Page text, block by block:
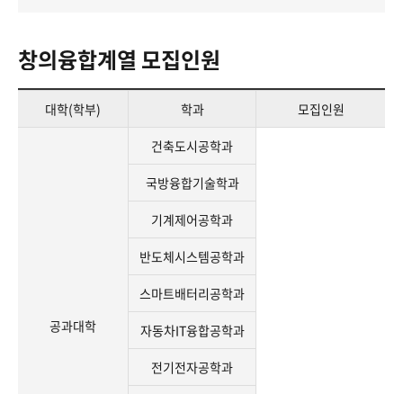
창의융합계열 모집인원
대학(학부) 학과 모집인원
공과대학
건축도시공학과
국방융합기술학과
기계제어공학과
반도체시스템공학과
스마트배터리공학과
자동차IT융합공학과
전기전자공학과